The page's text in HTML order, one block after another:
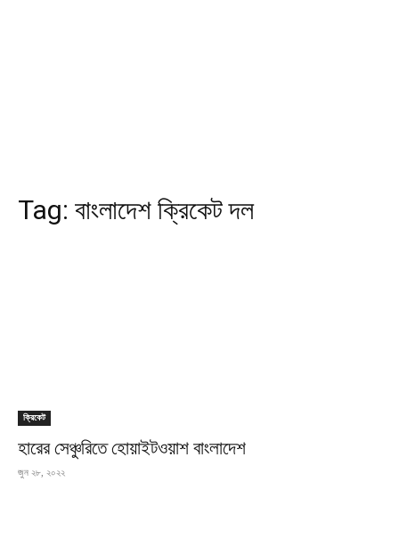
Tag: বাংলাদেশ ক্রিকেট দল
ক্রিকেট
হারের সেঞ্চুরিতে হোয়াইটওয়াশ বাংলাদেশ
জুন ২৮, ২০২২